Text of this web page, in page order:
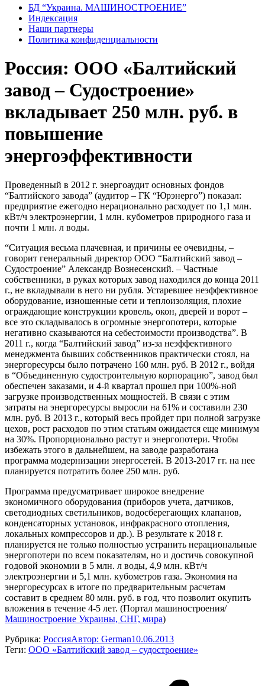
БД “Украина. МАШИНОСТРОЕНИЕ”
Индекcация
Наши партнеры
Политика конфиденциальности
Россия: ООО «Балтийский
завод – Судостроение»
вкладывает 250 млн. руб. в
повышение
энергоэффективности
Проведенный в 2012 г. энергоаудит основных фондов
“Балтийского завода” (аудитор – ГК “Юрэнерго”) показал:
предприятие ежегодно нерационально расходует по 1,1 млн.
кВт/ч электроэнергии, 1 млн. кубометров природного газа и
почти 1 млн. л воды.
“Ситуация весьма плачевная, и причины ее очевидны, –
говорит генеральный директор ООО “Балтийский завод –
Судостроение” Александр Вознесенский. – Частные
собственники, в руках которых завод находился до конца 2011
г., не вкладывали в него ни рубля. Устаревшее неэффективное
оборудование, изношенные сети и теплоизоляция, плохие
ограждающие конструкции кровель, окон, дверей и ворот –
все это складывалось в огромные энергопотери, которые
негативно сказываются на себестоимости производства”. В
2011 г., когда “Балтийский завод” из-за неэффективного
менеджмента бывших собственников практически стоял, на
энергоресурсы было потрачено 160 млн. руб. В 2012 г., войдя
в “Объединенную судостроительную корпорацию”, завод был
обеспечен заказами, и 4-й квартал прошел при 100%-ной
загрузке производственных мощностей. В связи с этим
затраты на энергоресурсы выросли на 61% и составили 230
млн. руб. В 2013 г., который весь пройдет при полной загрузке
цехов, рост расходов по этим статьям ожидается еще минимум
на 30%. Пропорционально растут и энергопотери. Чтобы
избежать этого в дальнейшем, на заводе разработана
программа модернизации энергосетей. В 2013-2017 гг. на нее
планируется потратить более 250 млн. руб.
Программа предусматривает широкое внедрение
экономичного оборудования (приборов учета, датчиков,
светодиодных светильников, водосберегающих клапанов,
конденсаторных установок, инфракрасного отопления,
локальных компрессоров и др.). В результате к 2018 г.
планируется не только полностью устранить нерациональные
энергопотери по всем показателям, но и достичь совокупной
годовой экономии в 5 млн. л воды, 4,9 млн. кВт/ч
электроэнергии и 5,1 млн. кубометров газа. Экономия на
энергоресурсах в итоге по предварительным расчетам
составит в среднем 80 млн. руб. в год, что позволит окупить
вложения в течение 4-5 лет. (Портал машиностроения/
Машиностроение Украины, СНГ, мира)
Рубрика: РоссияАвтор: German10.06.2013
Теги: ООО «Балтийский завод – судостроение»